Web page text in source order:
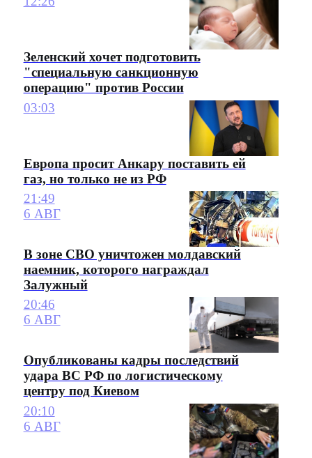
Зеленский хочет подготовить
"специальную санкционную
операцию" против России
03:03
Европа просит Анкару поставить ей
газ, но только не из РФ
21:49
6 АВГ
В зоне СВО уничтожен молдавский
наемник, которого награждал
Залужный
20:46
6 АВГ
Опубликованы кадры последствий
удара ВС РФ по логистическому
центру под Киевом
20:10
6 АВГ